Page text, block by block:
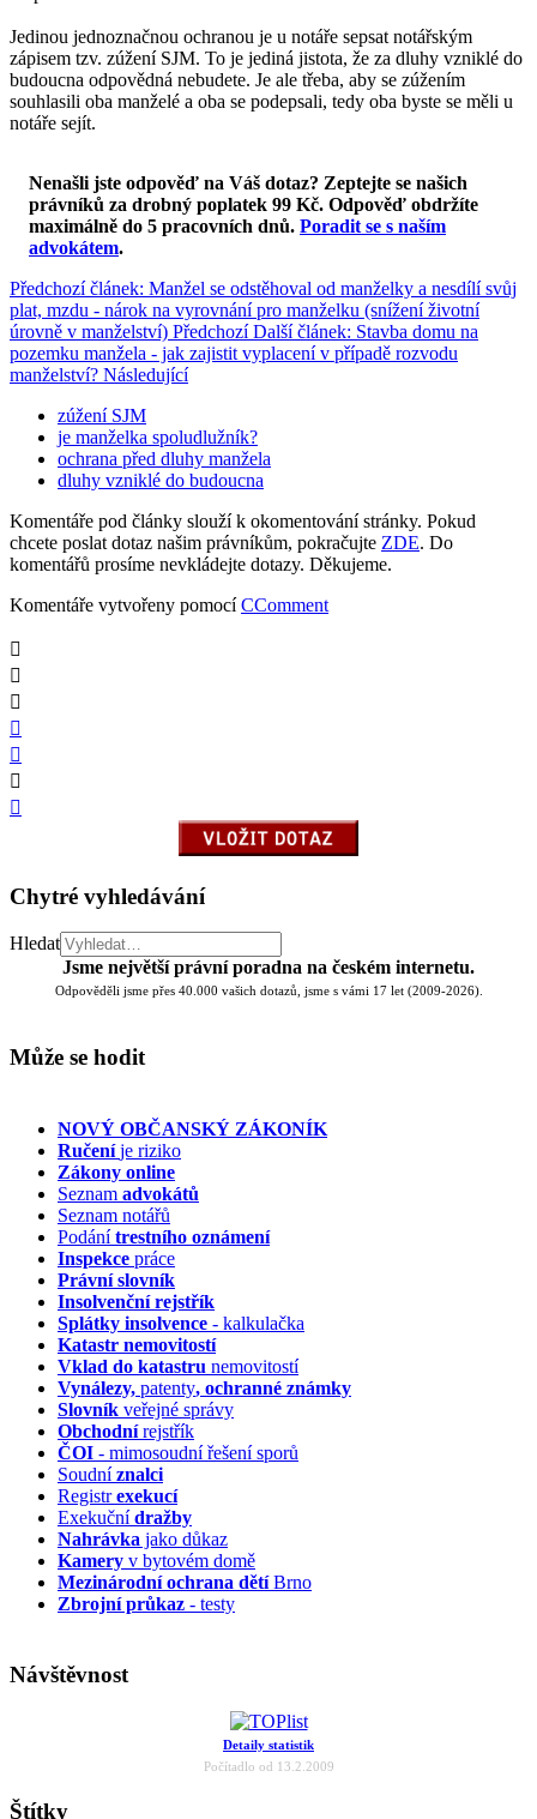
Jedinou jednoznačnou ochranou je u notáře sepsat notářským
zápisem tzv. zúžení SJM. To je jediná jistota, že za dluhy vzniklé do
budoucna odpovědná nebudete. Je ale třeba, aby se zúžením
souhlasili oba manželé a oba se podepsali, tedy oba byste se měli u
notáře sejít.
Nenašli jste odpověď na Váš dotaz? Zeptejte se našich
právníků za drobný poplatek 99 Kč. Odpověď obdržíte
maximálně do 5 pracovních dnů. Poradit se s naším
advokátem.
Předchozí článek: Manžel se odstěhoval od manželky a nesdílí svůj
plat, mzdu - nárok na vyrovnání pro manželku (snížení životní
úrovně v manželství) Předchozí Další článek: Stavba domu na
pozemku manžela - jak zajistit vyplacení v případě rozvodu
manželství? Následující
zúžení SJM
je manželka spoludlužník?
ochrana před dluhy manžela
dluhy vzniklé do budoucna
Komentáře pod články slouží k okomentování stránky. Pokud
chcete poslat dotaz našim právníkům, pokračujte ZDE. Do
komentářů prosíme nevkládejte dotazy. Děkujeme.
Komentáře vytvořeny pomocíCComment
Chytré vyhledávání
Hledat
Jsme největší právní poradna na českém internetu.
Odpověděli jsme přes 40.000 vašich dotazů, jsme s vámi 17 let (2009-2026).
Může se hodit
NOVÝ OBČANSKÝ ZÁKONÍK
Ručeníje riziko
Zákony online
Seznam advokátů
Seznam notářů
Podánítrestního oznámení
Inspekce práce
Právní slovník
Insolvenčnírejstřík
Splátky insolvence - kalkulačka
Katastr nemovitostí
Vklad do katastru nemovitostí
Vynálezy, patenty, ochranné známky
Slovník veřejné správy
Obchodnírejstřík
ČOI - mimosoudní řešení sporů
Soudníznalci
Registrexekucí
Exekučnídražby
Nahrávka jako důkaz
Kamery v bytovém domě
Mezinárodní ochrana dětíBrno
Zbrojní průkaz - testy
Návštěvnost
Detaily statistik
Počítadlo od 13.2.2009
Štítky